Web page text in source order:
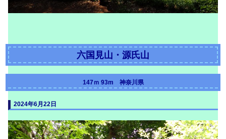
六国見山・源氏山
147ｍ 93m 神奈川県
2024年6月22日